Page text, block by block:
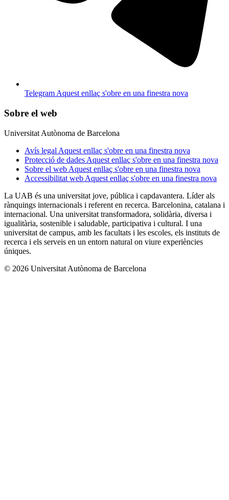
TelegramAquest enllaç s'obre en una finestra nova
Sobre el web
Universitat Autònoma de Barcelona
Avís legal Aquest enllaç s'obre en una finestra nova
Protecció de dades Aquest enllaç s'obre en una finestra nova
Sobre el web Aquest enllaç s'obre en una finestra nova
Accessibilitat web Aquest enllaç s'obre en una finestra nova
La UAB és una universitat jove, pública i capdavantera. Líder als
rànquings internacionals i referent en recerca. Barcelonina, catalana i
internacional. Una universitat transformadora, solidària, diversa i
igualitària, sostenible i saludable, participativa i cultural. I una
universitat de campus, amb les facultats i les escoles, els instituts de
recerca i els serveis en un entorn natural on viure experiències
úniques.
© 2026 Universitat Autònoma de Barcelona